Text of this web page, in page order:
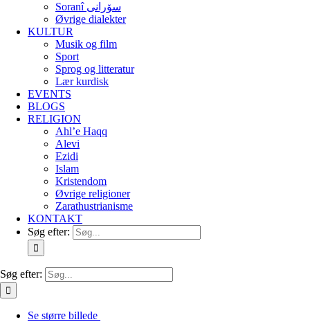
Soranî سۆرانی
Øvrige dialekter
KULTUR
Musik og film
Sport
Sprog og litteratur
Lær kurdisk
EVENTS
BLOGS
RELIGION
Ahl’e Haqq
Alevi
Ezidi
Islam
Kristendom
Øvrige religioner
Zarathustrianisme
KONTAKT
Søg efter:
Søg efter:
Se større billede